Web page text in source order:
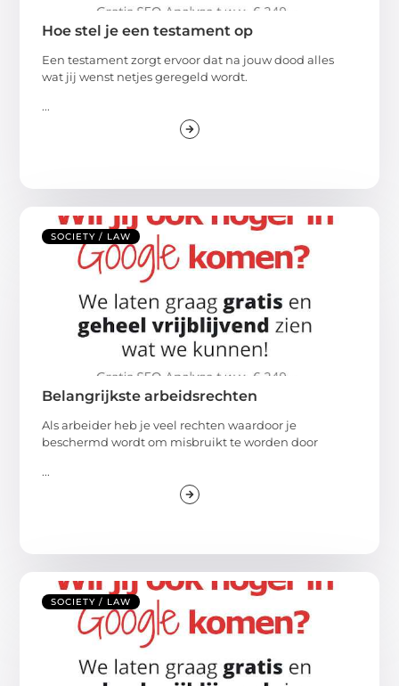
Hoe stel je een testament op
Een testament zorgt ervoor dat na jouw dood alles
wat jij wenst netjes geregeld wordt.
...
SOCIETY / LAW
Belangrijkste arbeidsrechten
Als arbeider heb je veel rechten waardoor je
beschermd wordt om misbruikt te worden door
...
SOCIETY / LAW